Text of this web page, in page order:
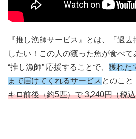
『推し漁師サービス』とは、「過
したい！この人の獲った魚が食べて
“推し漁師” 応援することで、 獲れた
まで届けてくれるサービス とのこと
キロ前後（約5匹）で 3,240円（税